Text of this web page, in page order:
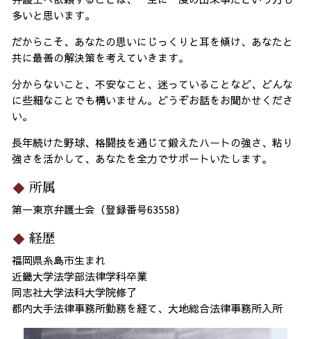
多いと思います。
だからこそ、あなたの思いにじっくりと耳を傾け、あなたと
共に最善の解決策を考えていきます。
分からないこと、不安なこと、迷っていることなど、どんな
に些細なことでも構いません。どうぞお話をお聞かせくださ
い。
長年続けた野球、格闘技を通じて鍛えたハートの強さ、粘り
強さを活かして、あなたを全力でサポートいたします。
所属
第一東京弁護士会（登録番号63558）
経歴
福岡県糸島市生まれ
近畿大学法学部法律学科卒業
同志社大学法科大学院修了
都内大手法律事務所勤務を経て、大地総合法律事務所入所